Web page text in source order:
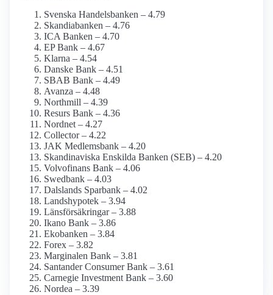
Svenska Handelsbanken – 4.79
Skandiabanken – 4.76
ICA Banken – 4.70
EP Bank – 4.67
Klarna – 4.54
Danske Bank – 4.51
SBAB Bank – 4.49
Avanza – 4.48
Northmill – 4.39
Resurs Bank – 4.36
Nordnet – 4.27
Collector – 4.22
JAK Medlemsbank – 4.20
Skandinaviska Enskilda Banken (SEB) – 4.20
Volvofinans Bank – 4.06
Swedbank – 4.03
Dalslands Sparbank – 4.02
Landshypotek – 3.94
Länsförsäkringar – 3.88
Ikano Bank – 3.86
Ekobanken – 3.84
Forex – 3.82
Marginalen Bank – 3.81
Santander Consumer Bank – 3.61
Carnegie Investment Bank – 3.60
Nordea – 3.39